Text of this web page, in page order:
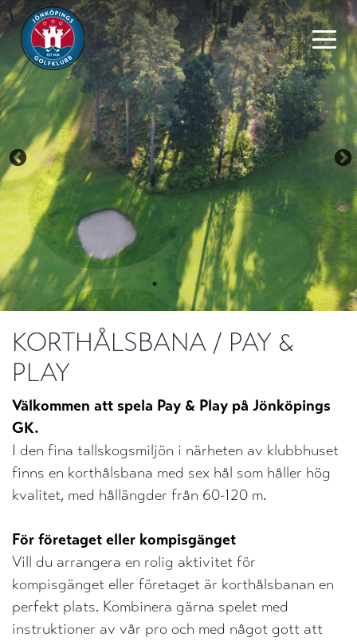
KORTHÅLSBANA / PAY &
PLAY
Välkommen att spela Pay & Play på Jönköpings
GK.
I den fina tallskogsmiljön i närheten av klubbhuset
finns en korthålsbana med sex hål som håller hög
kvalitet, med hållängder från 60-120 m.
För företaget eller kompisgänget
Vill du arrangera en rolig aktivitet för
kompisgänget eller företaget är korthålsbanan en
perfekt plats. Kombinera gärna spelet med
instruktioner av vår pro och med något gott att